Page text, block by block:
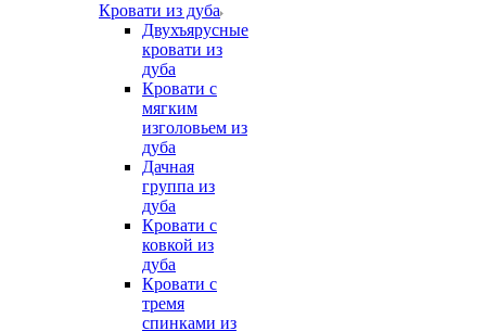
Кровати из дуба
Двухъярусные
кровати из
дуба
Кровати с
мягким
изголовьем из
дуба
Дачная
группа из
дуба
Кровати с
ковкой из
дуба
Кровати с
тремя
спинками из